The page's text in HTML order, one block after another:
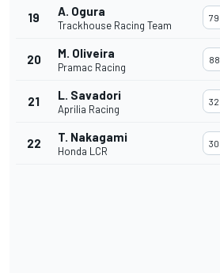
19 A. Ogura
Trackhouse Racing Team
79
20 M. Oliveira
Pramac Racing
88
21 L. Savadori
Aprilia Racing
32
22 T. Nakagami
Honda LCR
30